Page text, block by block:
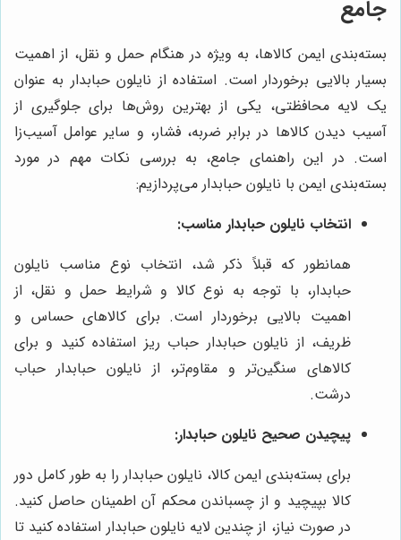
جامع
بسته‌بندی ایمن کالاها، به ویژه در هنگام حمل و نقل، از اهمیت
بسیار بالایی برخوردار است. استفاده از نایلون حبابدار به عنوان
یک لایه محافظتی، یکی از بهترین روش‌ها برای جلوگیری از
آسیب دیدن کالاها در برابر ضربه، فشار، و سایر عوامل آسیب‌زا
است. در این راهنمای جامع، به بررسی نکات مهم در مورد
بسته‌بندی ایمن با نایلون حبابدار می‌پردازیم:
انتخاب نایلون حبابدار مناسب:
همانطور که قبلاً ذکر شد، انتخاب نوع مناسب نایلون
حبابدار، با توجه به نوع کالا و شرایط حمل و نقل، از
اهمیت بالایی برخوردار است. برای کالاهای حساس و
ظریف، از نایلون حبابدار حباب ریز استفاده کنید و برای
کالاهای سنگین‌تر و مقاوم‌تر، از نایلون حبابدار حباب
درشت.
پیچیدن صحیح نایلون حبابدار:
برای بسته‌بندی ایمن کالا، نایلون حبابدار را به طور کامل دور
کالا بپیچید و از چسباندن محکم آن اطمینان حاصل کنید.
در صورت نیاز، از چندین لایه نایلون حبابدار استفاده کنید تا